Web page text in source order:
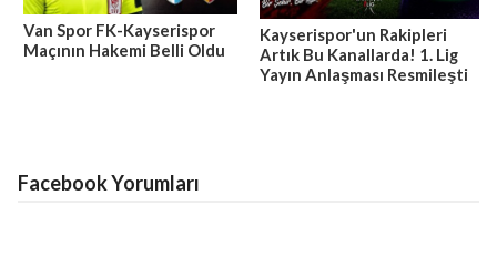
Van Spor FK-Kayserispor
Maçının Hakemi Belli Oldu
Kayserispor'un Rakipleri
Artık Bu Kanallarda! 1. Lig
Yayın Anlaşması Resmileşti
Facebook Yorumları